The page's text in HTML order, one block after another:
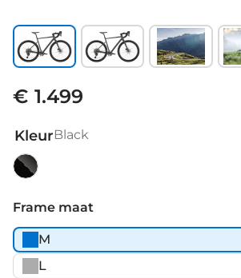
€ 1.499
KleurBlack
Frame maat
M
L